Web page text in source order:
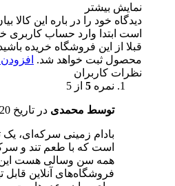
نمایش بیشتر
دیدگاه خود را در باره این کالا
است ابتدا وارد حساب کاربری
قبلا از این فروشگاه خریده
محصول ثبت خواهد شد.
نظرات کاربران
نمره 5 از 5
توسط محمدی در تاریخ 20 دی 1403
بادام زمینی سرکه‌ای،
است که با طعم تند و
همه سن وسالی هست این
فروشگاه‌های آنلاین